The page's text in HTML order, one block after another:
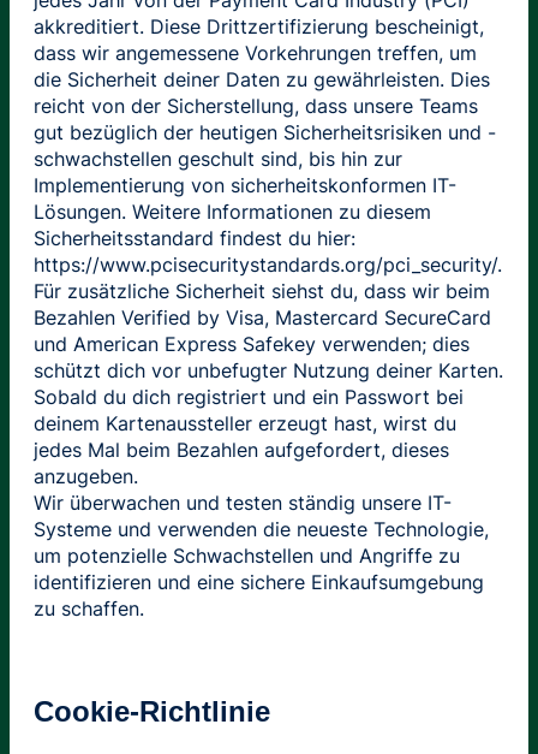
akkreditiert. Diese Drittzertifizierung bescheinigt,
dass wir angemessene Vorkehrungen treffen, um
die Sicherheit deiner Daten zu gewährleisten. Dies
reicht von der Sicherstellung, dass unsere Teams
gut bezüglich der heutigen Sicherheitsrisiken und -
schwachstellen geschult sind, bis hin zur
Implementierung von sicherheitskonformen IT-
Lösungen. Weitere Informationen zu diesem
Sicherheitsstandard findest du hier:
https://www.pcisecuritystandards.org/pci_security/.
Für zusätzliche Sicherheit siehst du, dass wir beim
Bezahlen Verified by Visa, Mastercard SecureCard
und American Express Safekey verwenden; dies
schützt dich vor unbefugter Nutzung deiner Karten.
Sobald du dich registriert und ein Passwort bei
deinem Kartenaussteller erzeugt hast, wirst du
jedes Mal beim Bezahlen aufgefordert, dieses
anzugeben.
Wir überwachen und testen ständig unsere IT-
Systeme und verwenden die neueste Technologie,
um potenzielle Schwachstellen und Angriffe zu
identifizieren und eine sichere Einkaufsumgebung
zu schaffen.
Cookie-Richtlinie